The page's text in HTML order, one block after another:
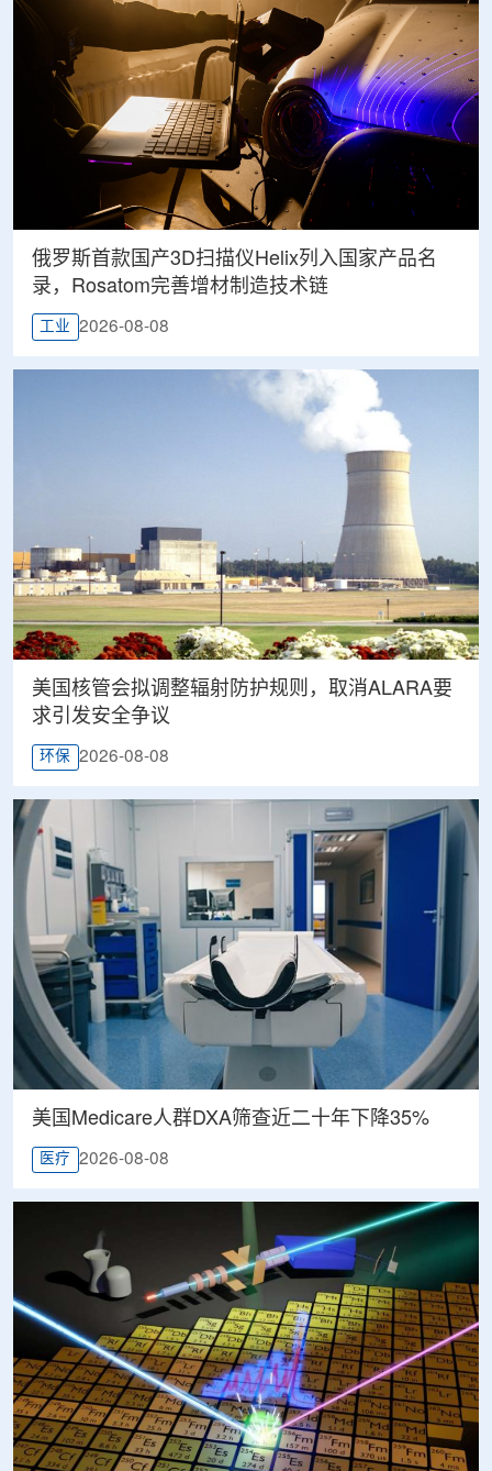
俄罗斯首款国产3D扫描仪Helix列入国家产品名
录，Rosatom完善增材制造技术链
工业 2026-08-08
美国核管会拟调整辐射防护规则，取消ALARA要
求引发安全争议
环保 2026-08-08
美国Medicare人群DXA筛查近二十年下降35%
医疗 2026-08-08